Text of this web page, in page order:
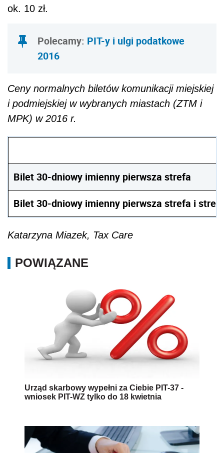
ok. 10 zł.
Polecamy: PIT-y i ulgi podatkowe
2016
Ceny normalnych biletów komunikacji miejskiej
i podmiejskiej w wybranych miastach (ZTM i
MPK) w 2016 r.
Bilet 30-dniowy imienny pierwsza strefa
Bilet 30-dniowy imienny pierwsza strefa i
Katarzyna Miazek, Tax Care
POWIĄZANE
Urząd skarbowy wypełni za Ciebie PIT-37 -
wniosek PIT-WZ tylko do 18 kwietnia